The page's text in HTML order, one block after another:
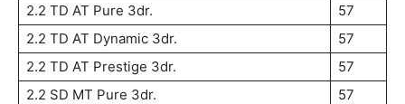
2.2 TD AT Pure 3dr.
57
2.2 TD AT Dynamic 3dr.
57
2.2 TD AT Prestige 3dr.
57
2.2 SD MT Pure 3dr.
57